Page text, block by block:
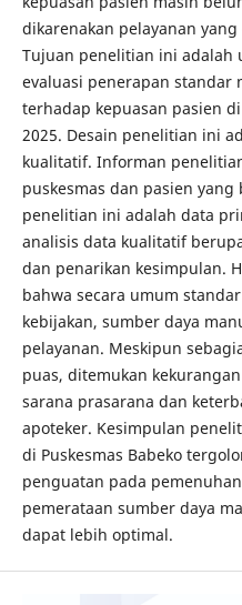
dikarenakan pelayanan
Tujuan penelitian ini adalah
evaluasi penerapan standar
terhadap kepuasan pasien
2025. Desain penelitian ini
kualitatif. Informan
puskesmas dan pasien
penelitian ini adalah data
analisis data kualitatif
dan penarikan kesimpulan.
bahwa secara umum
kebijakan, sumber daya
pelayanan. Meskipun
puas, ditemukan
sarana prasarana dan
apoteker. Kesimpulan
di Puskesmas Babeko
penguatan pada
pemerataan sumber daya
dapat lebih optimal.